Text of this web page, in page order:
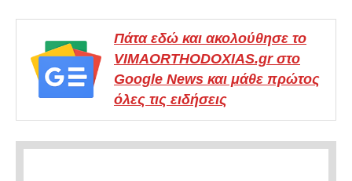
Πάτα εδώ και ακολούθησε το
VIMAORTHODOXIAS.gr στο
Google News και μάθε πρώτος
όλες τις ειδήσεις